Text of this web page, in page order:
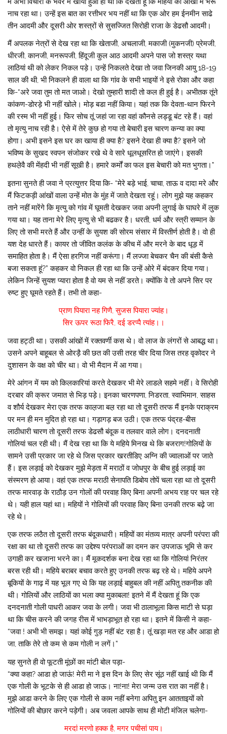
नाच रहा था। उन्हें इस बात का रत्तीभर भय नहीं था कि एक ओर हम ईनमीन साढे
तीन आदमी और दूसरी ओर शस्त्रों से सुसज्जित सिरोही राजा के डेढसौ आदमी।
मैं अपलक नेत्रों से देख रहा था कि खेताजी, अचलाजी, मकाजी (मुकनजी) प्रेमजी,
धीरजी, कानजी, मनरूपजी, हिंदूजी कुल आठ आदमी अपने पास जो शस्त्र यथा
लाठियां थी को लेकर निकल पड़े। उन्हें निकलते देखा तो जवा जिनकी आयु 18-19
साल की थी, भी निकलने ही वाला था कि गांव के सभी भाइयों ने इसे रोका और कहा
कि-“अरे जवा तुम तो मत जाओ। देखो तुम्हारी शादी तो कल ही हुई है। अभीतक तूंने
कांकण-डोरड़े भी नहीं खोले। मोड़ बडा नहीं किया। यहां तक कि देवता-थान फिरने
की रस्म भी नहीं हुई। फिर सोच तूं जहां जा रहा वहां कौनसे लड्डू बंट रहे हैं। वहां
तो मृत्यु नाच रही है। ऐसे में तेरे कुछ हो गया तो बेचारी इस चारण कन्या का क्या
होगा। अभी इसने इस घर का खाया ही क्या है? इसने देखा ही क्या है? इसने जो
भविष्य के सुखद स्वपन संजोकर रखे थे वे सारे धूलधूसरित हो जाएंगे। इसकी
हथल़ेवै की मेंहदी भी नहीं सूखी है। हमारे कर्मों का फल इस बेचारी को मत भुगता।”
इतना सुनते ही जवा ने प्रत्युत्तर दिया कि- “मेरे बड़े भाई, चाचा, ताऊ व दादा मरे और
मैं फिटकड़ी आंखों वाला उन्हें मोत के मुंह में जाते देखता रहूं। लोग मुझे यह कहकर
ताने नहीं मारेंगे कि मृत्यु को गांव में घूमती देखकर जवा अपनी लुगाई के घाघरे में लुक
गया था। यह ताना मेरे लिए मृत्यु से भी बढकर है। धरती, धर्म और स्त्री सम्मान के
लिए तो सभी मरते हैं और उन्हीं के सुयश की सोरम संसार में विस्तीर्ण होती है। वो ही
यश देह धारते हैं। कायर तो जीवित कलंक के कीच में और मरने के बाद धूड़ में
समाहित होता है। मैं ऐसा हरगिज नहीं करूंगा। मैं लज्जा बेचकर चैन की बंसी कैसे
बजा सकता हूं?” कहकर वो निकल ही रहा था कि उन्हें ओरे में बंदकर दिया गया।
लेकिन जिन्हें सुयश प्यारा होता है वो यम से नहीं डरते। क्योंकि वे तो अपने सिर पर
रुष्ट हुए घूमते रहते हैं। तभी तो कहा-
प्राण पियारा नह गिणै, सुजस पियारा ज्यांह।
सिर ऊपर रूठा फिरै, दई डरप्पै त्यांह।।
जवा हट्ठी था। उसकी आंखों में रक्तवर्णी कस थे। वो लाज के लंगरों से आबद्ध था।
उसने अपने बाहूबल से ओरड़ै की छत की उसी तरह चीर दिया जिस तरह वृकोदर ने
दुशासन के वक्ष को चीर था। वो भी मैदान में आ गया।
मेरे आंगन में यम को किलकारियां करते देखकर भी मेरे लाडले सहमे नहीं। वे सिरोही
दरबार की क्रूर जमात से भिड़ पड़े। इनका चारणपणा, निडरता, स्वाभिमान, साहस
व शौर्य देखकर मेरा एक तरफ काल़जा बल़ रहा था तो दूसरी तरफ मैं इनके पराक्रम
पर मन ही मन मुदित हो रहा था। गड़ागड़ बज उठी। एक तरफ पंद्रह-बीस
लाठीधारी चारण तो दूसरी तरफ डेढसौ बंदूक व तलवार वाले लोग। दनदनाती
गोलियां चल रही थी। मैं देख रहा था कि ये महिये मिनख थे कि बजराग!गोलियों के
सामने उसी प्रकार जा रहे थे जिस प्रकार खरतीडिए अग्नि की ज्वालाओं पर जाते
हैं। इस लड़ाई को देखकर मुझे मेड़ता में मराठों व जोधपुर के बीच हुई लड़ाई का
संस्मरण हो आया। वहां एक तरफ मराठी सेनापति डिबोय तोपें चला रहा था तो दूसरी
तरफ मारवाड़ के राठौड़ उन गोलों की परवाह किए बिना अपनी अभय राह पर चल रहे
थे। यही हाल यहां था। महियों ने गोलियों की परवाह किए बिना उनकी तरफ बढ़े जा
रहे थे।
एक तरफ लठैत तो दूसरी तरफ बंदूकधारी। महियों का मंतव्य मात्र अपनी परंपरा की
रक्षा का था तो दूसरी तरफ का उद्देश्य परंपराओं का दमन कर उपजाऊ भूमि से कर
उगाही कर खजाना भरने का। मैं मूकदर्शक बना देख रहा था कि गोलियां निरंतर
बरस रही थी। महिये बराबर बचाव करते हुए उनकी तरफ बढ़ रहे थे। महिये अपने
बूकियों के गाढ़ में यह भूल गए थे कि यह लड़ाई बाहुबल की नहीं अपितु तकनीक की
थी। गोलियों और लाठियों का भला क्या मुकाबला! इतने में मैं देखता हूं कि एक
दनदनाती गोली पाधरी आकर जवा के लगी। जवा भी ठालाभूला किस माटी से घड़ा
था कि चीस करने की जगह रीस में भाभड़ाभूत हो रहा था। इतने में किसी ने कहा-
“जवा ! अभी भी समझ। यहां कोई गुड़ नहीं बंट रहा है। तूं खड़ा मत रह और आडा हो
जा, ताकि तेरे तो कम से कम गोली न लगें।”
यह सुनते ही वो फूटती मूंछों का मांटी बोल पड़ा-
“क्या कहा? आडा हो जाऊं! मेरी मा ने इस दिन के लिए सेर सूंठ नहीं खाई थी कि मैं
एक गोली के भूटके से ही आडा हो जाऊ। ना!ना! मेरा जन्म उस रात का नहीं है।
मुझे आडा करने के लिए एक गोली से काम नहीं बनेगा अपितु इन आतताइयों को
गोलियों की बोछार करने पड़ेगी। अब जवला आपके साथ ही मोटी मंजिल चलेगा-
मरदां मरणो हक्क है, मगर पचीसां पाय।